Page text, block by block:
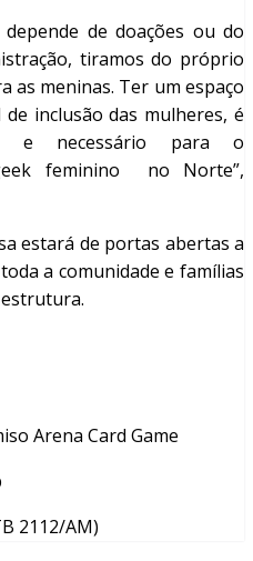
de doações ou do
tiramos do próprio
as meninas. Ter um espaço
inclusão das mulheres, é
e necessário para o
feminino no Norte”,
estará de portas abertas a
a comunidade e famílias
Arena Card Game
2112/AM)